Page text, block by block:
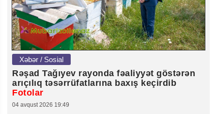
Xəbər / Sosial
Rəşad Tağıyev rayonda fəaliyyət göstərən
arıçılıq təsərrüfatlarına baxış keçirdib
Fotolar
04 avqust 2026 19:49